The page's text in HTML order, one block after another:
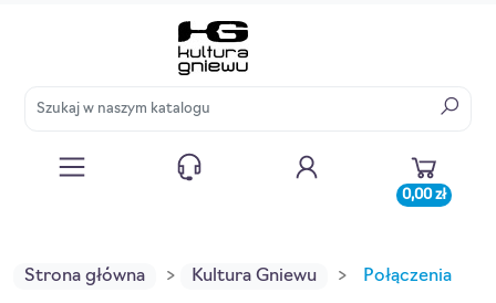
0,00 zł
Strona główna Kultura Gniewu Połączenia